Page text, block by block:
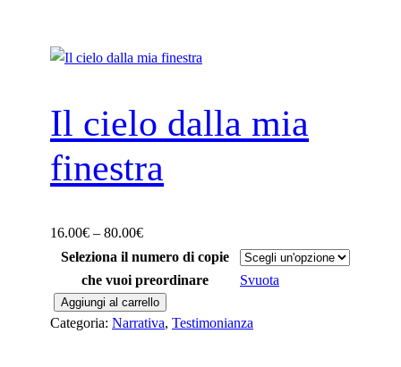
Il cielo dalla mia
finestra
16.00€ – 80.00€F
a
s
c
i
Seleziona il numero di copie
che vuoi preordinare
Svuota
l
Aggiungi al carrello
Categoria: Narrativa, Testimonianza